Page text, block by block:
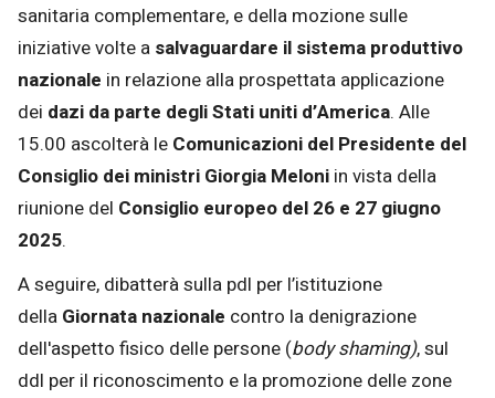
sanitaria complementare, e della mozione sulle
iniziative volte a salvaguardare il sistema produttivo
nazionale in relazione alla prospettata applicazione
dei dazi da parte degli Stati uniti d’America. Alle
15.00 ascolterà le Comunicazioni del Presidente del
Consiglio dei ministri Giorgia Meloni in vista della
riunione del Consiglio europeo del 26 e 27 giugno
2025.
A seguire, dibatterà sulla pdl per l’istituzione
della Giornata nazionale contro la denigrazione
dell'aspetto fisico delle persone (body shaming), sul
ddl per il riconoscimento e la promozione delle zone